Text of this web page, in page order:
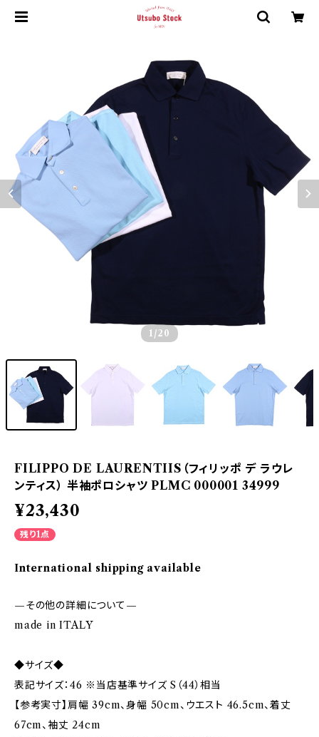
1 /20
FILIPPO DE LAURENTIIS（フィリッポ デ ラウレ
ンティス） 半袖ポロシャツ PLMC 000001 34999
¥23,430
残り1点
International shipping available
—その他の詳細について—
made in ITALY
◆サイズ◆
表記サイズ：46 ※当店基準サイズ S（44）相当
【参考実寸】肩幅 39cm、身幅 50cm、ウエスト 46.5cm、着丈
67cm、袖丈 24cm